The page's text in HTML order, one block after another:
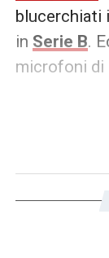
blucerchiati
in Serie B.
microfoni di
EPOCA
in cui i
corner.